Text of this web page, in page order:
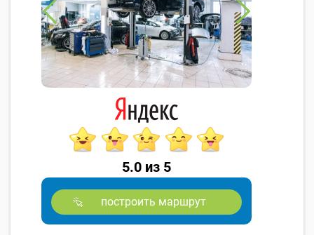
5.0 из 5
построить маршрут